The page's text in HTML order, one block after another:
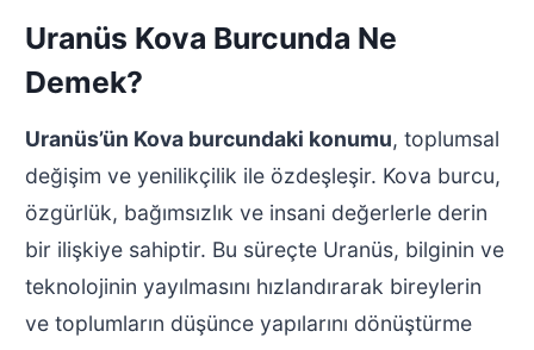
Uranüs Kova Burcunda Ne
Demek?
Uranüs’ün Kova burcundaki konumu, toplumsal
değişim ve yenilikçilik ile özdeşleşir. Kova burcu,
özgürlük, bağımsızlık ve insani değerlerle derin
bir ilişkiye sahiptir. Bu süreçte Uranüs, bilginin ve
teknolojinin yayılmasını hızlandırarak bireylerin
ve toplumların düşünce yapılarını dönüştürme